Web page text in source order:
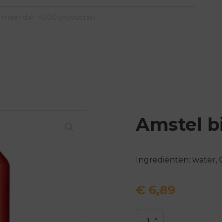
Amstel
Ingrediënten: water,
€ 6,89
Amstel